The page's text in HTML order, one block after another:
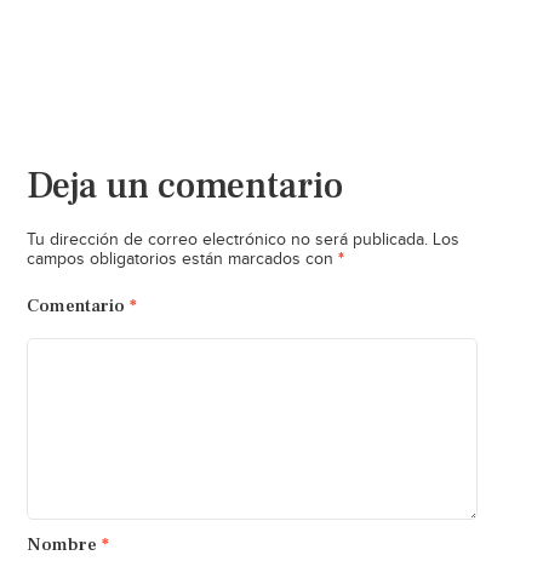
Deja un comentario
Tu dirección de correo electrónico no será publicada. Los
campos obligatorios están marcados con *
Comentario *
Nombre *